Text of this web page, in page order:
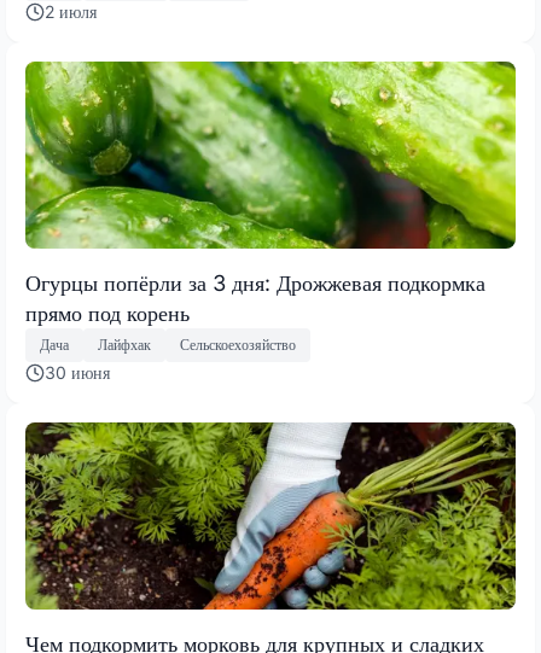
2 июля
Огурцы попёрли за 3 дня: Дрожжевая подкормка
прямо под корень
Дача Лайфхак Сельскоехозяйство
30 июня
Чем подкормить морковь для крупных и сладких